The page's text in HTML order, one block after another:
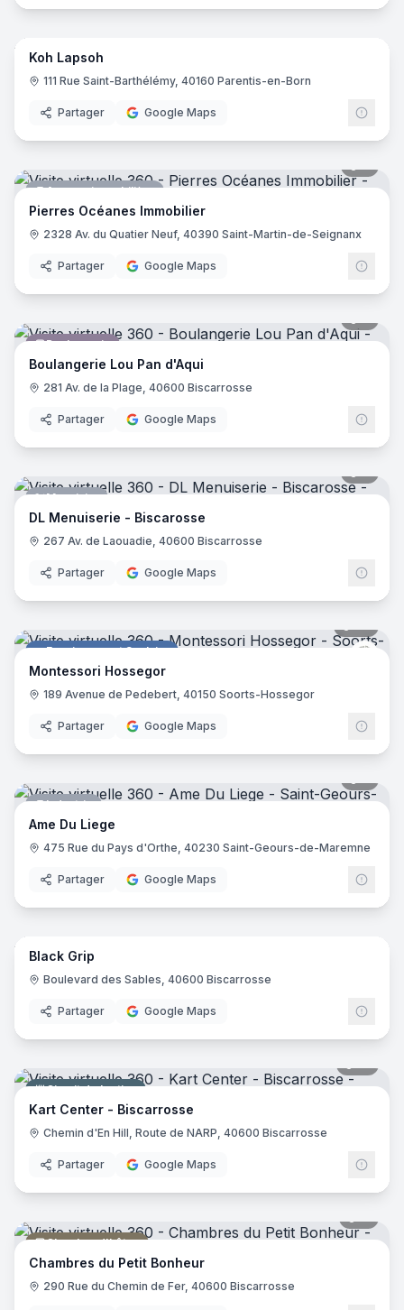
Restauration rapide
6
Koh Lapsoh
111 Rue Saint-Barthélémy, 40160 Parentis-en-Born
Partager Google Maps
Agence immobilière
Pierres Océanes Immobilier
2328 Av. du Quatier Neuf, 40390 Saint-Martin-de-Seignanx
Partager Google Maps
Boulangerie
Boulangerie Lou Pan d'Aqui
281 Av. de la Plage, 40600 Biscarrosse
Partager Google Maps
Menuisier
DL Menuiserie - Biscarosse
267 Av. de Laouadie, 40600 Biscarrosse
Partager Google Maps
Enseignement Scolaire
Montessori Hossegor
189 Avenue de Pedebert, 40150 Soorts-Hossegor
Partager Google Maps
Industrie
Ame Du Liege
475 Rue du Pays d'Orthe, 40230 Saint-Geours-de-Maremne
Partager Google Maps
Magasin d'articles de sports
5
Black Grip
Boulevard des Sables, 40600 Biscarrosse
Partager Google Maps
Circuit de karting
Kart Center - Biscarrosse
Chemin d'En Hill, Route de NARP, 40600 Biscarrosse
Partager Google Maps
Chambre d'hôtes
Chambres du Petit Bonheur
290 Rue du Chemin de Fer, 40600 Biscarrosse